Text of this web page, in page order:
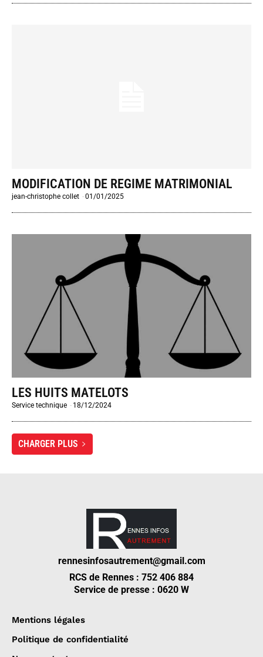
MODIFICATION DE REGIME MATRIMONIAL
jean-christophe collet -01/01/2025
LES HUITS MATELOTS
Service technique - 18/12/2024
CHARGER PLUS
rennesinfosautrement@gmail.com
RCS de Rennes : 752 406 884
Service de presse : 0620 W
Mentions légales
Politique de confidentialité